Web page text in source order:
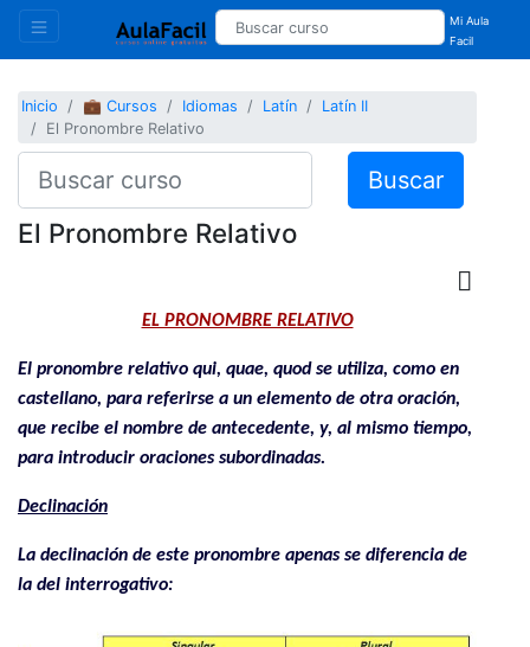
Mi Aula
Facil
Inicio 💼 Cursos Idiomas Latín
Latín II
El Pronombre Relativo
Buscar
El Pronombre Relativo
EL PRONOMBRE RELATIVO
El pronombre relativo qui, quae, quod se utiliza, como en
castellano, para referirse a un elemento de otra oración,
que recibe el nombre de antecedente, y, al mismo tiempo,
para introducir oraciones subordinadas.
Declinación
La declinación de este pronombre apenas se diferencia de
la del interrogativo: